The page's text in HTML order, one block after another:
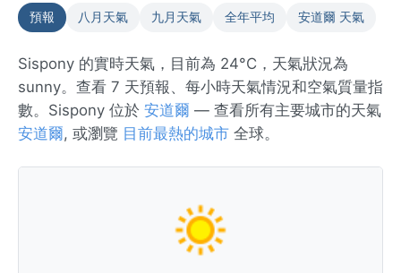
預報 八月天氣 九月天氣 全年平均 安道爾 天氣
Sispony 的實時天氣，目前為 24°C，天氣狀況為
sunny。查看 7 天預報、每小時天氣情況和空氣質量指
數。Sispony 位於 安道爾 — 查看所有主要城市的天氣
安道爾, 或瀏覽 目前最熱的城市 全球。